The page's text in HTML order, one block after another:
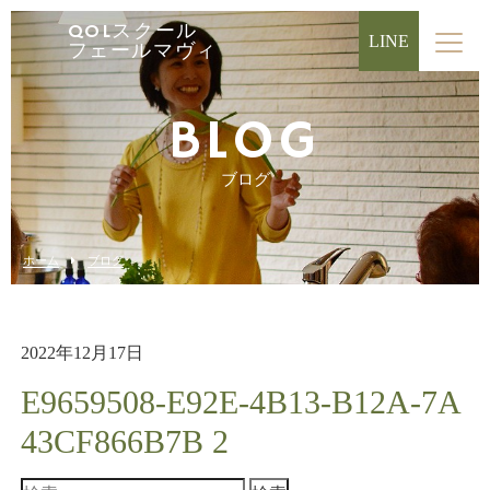
QOLスクール
フェールマヴィ
LINE
BLOG
ブログ
ホーム ブログ
2022年12月17日
E9659508-E92E-4B13-B12A-7A
43CF866B7B 2